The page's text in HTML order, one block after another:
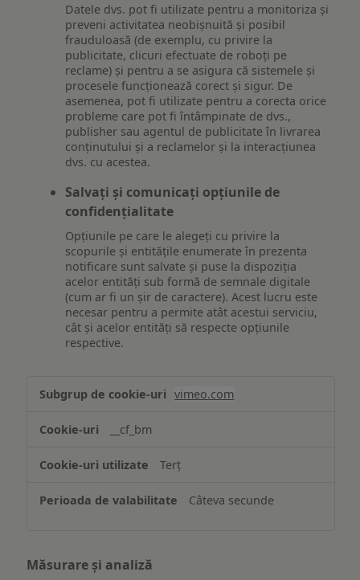
Datele dvs. pot fi utilizate pentru a monitoriza și
preveni activitatea neobișnuită și posibil
frauduloasă (de exemplu, cu privire la
publicitate, clicuri efectuate de roboți pe
reclame) și pentru a se asigura că sistemele și
procesele funcționează corect și sigur. De
asemenea, pot fi utilizate pentru a corecta orice
probleme care pot fi întâmpinate de dvs.,
publisher sau agentul de publicitate în livrarea
conținutului și a reclamelor și la interacțiunea
dvs. cu acestea.
Salvați și comunicați opțiunile de
confidențialitate
Opțiunile pe care le alegeți cu privire la
scopurile și entitățile enumerate în prezenta
notificare sunt salvate și puse la dispoziția
acelor entități sub formă de semnale digitale
(cum ar fi un șir de caractere). Acest lucru este
necesar pentru a permite atât acestui serviciu,
cât și acelor entități să respecte opțiunile
respective.
funcționalităților
ului
vimeo.com
__cf_bm
Terț
Câteva secunde
Măsurare și analiză